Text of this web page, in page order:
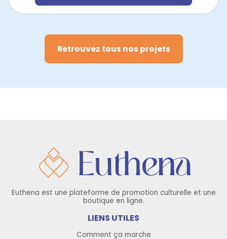
Retrouvez tous nos projets
Euthena est une plateforme de promotion culturelle et une
boutique en ligne.
LIENS UTILES
Comment ça marche